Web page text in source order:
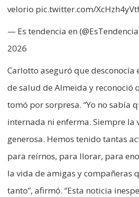
velorio pic.twitter.com/
— Es tendencia en
2026
Carlotto aseguró que desconocía
de salud de Almeida y reconoció
tomó por sorpresa. “Yo no sabía
internada ni enferma. Siempre la
generosa. Hemos tenido tantas
para reírnos, para llorar, para
la vida de amigas y compañeras
tanto”, afirmó. “Esta noticia